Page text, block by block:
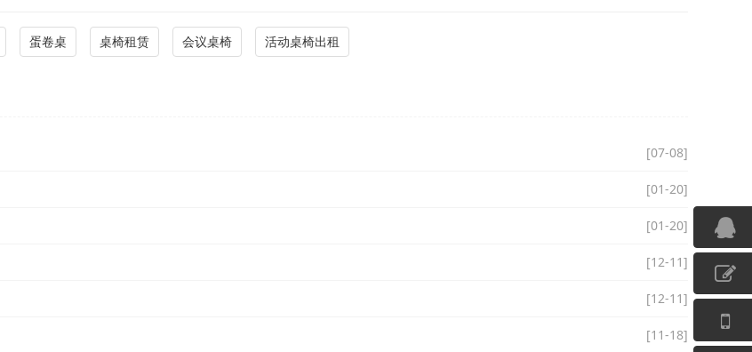
蛋卷桌 桌椅租赁 会议桌椅 活动桌椅出租
[07-08]
[01-20]
[01-20]
[12-11]
[12-11]
[11-18]